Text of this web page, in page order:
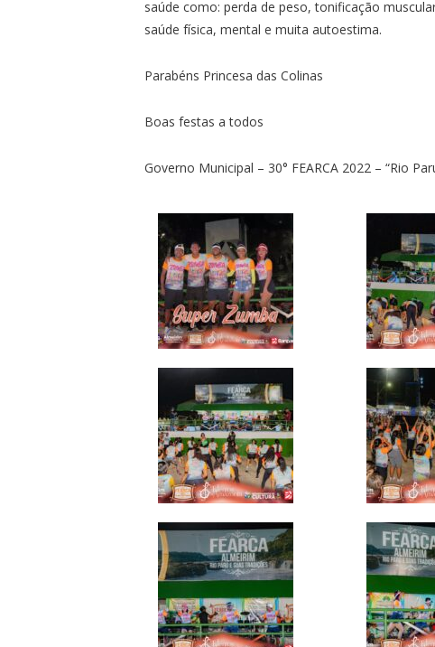
saúde como: perda de peso, tonificação
saúde física, mental e muita autoestima.
Parabéns Princesa das Colinas
Boas festas a todos
Governo Municipal – 30° FEARCA 2022 – “Rio